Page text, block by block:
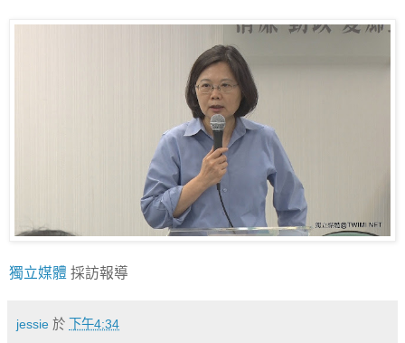
獨立媒體 採訪報導
jessie 於 下午4:34